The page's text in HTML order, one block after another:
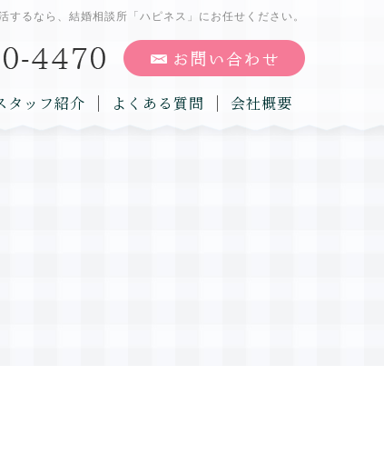
するなら、結婚相談所「ハピネス」にお任せください。
タッフ紹介 よくある質問 会社概要